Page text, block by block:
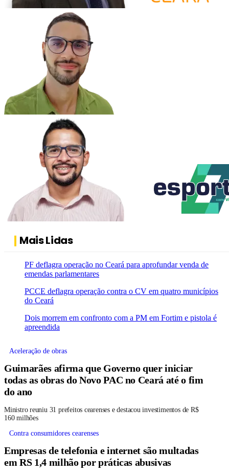
Mais Lidas
PF deflagra operação no Ceará para aprofundar venda de
emendas parlamentares
PCCE deflagra operação contra o CV em quatro municípios
do Ceará
Dois morrem em confronto com a PM em Fortim e pistola é
apreendida
Aceleração de obras
Guimarães afirma que Governo quer iniciar
todas as obras do Novo PAC no Ceará até o fim
do ano
Ministro reuniu 31 prefeitos cearenses e destacou investimentos de R$
160 milhões
Contra consumidores cearenses
Empresas de telefonia e internet são multadas
em RS 1,4 milhão por práticas abusivas